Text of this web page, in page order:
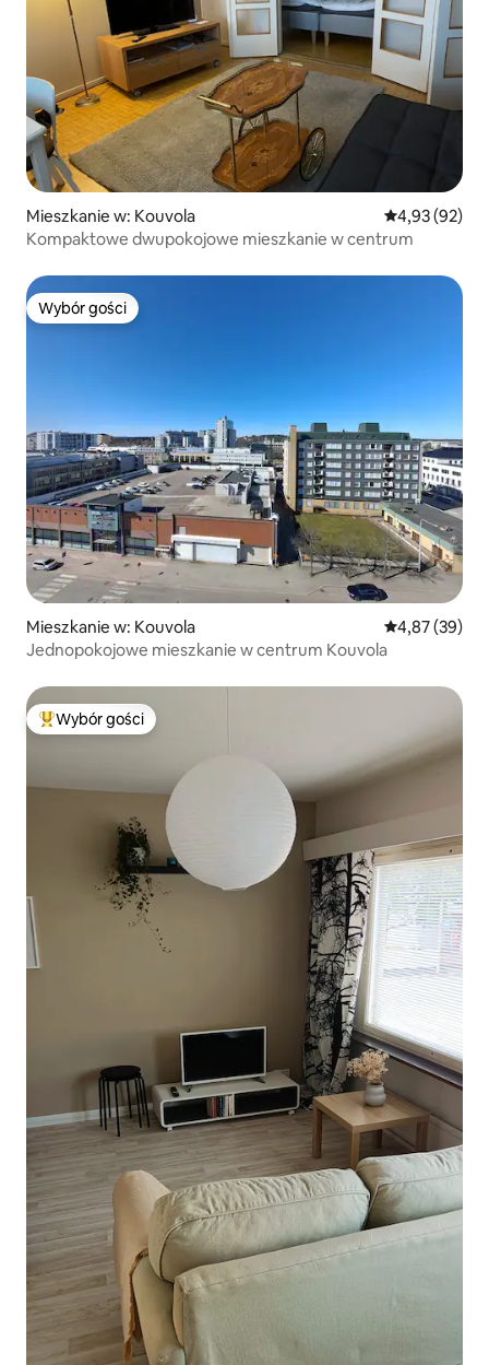
Mieszkanie w: Kouvola Średnia
4,93 (92)
Kompaktowe dwupokojowe mieszkanie w centrum
Wybór gości
Wybór gości
Mieszkanie w: Kouvola Średnia
4,87 (39)
Jednopokojowe mieszkanie w centrum Kouvola
Najpopularniejsze z kategorii Wybór gości
Wybór gości